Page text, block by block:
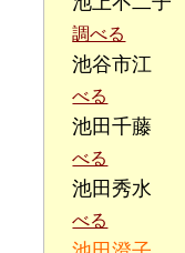
調べる
池谷市江
べる
池田千藤
べる
池田秀水
べる